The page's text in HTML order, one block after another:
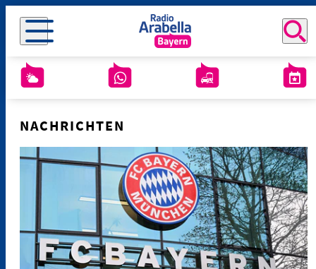
NACHRICHTEN